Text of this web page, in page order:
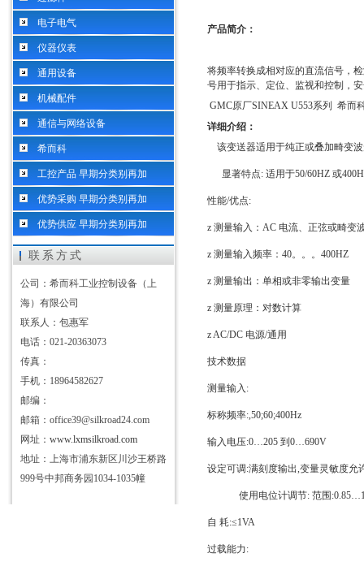
电子电气
仪器仪表
通用设备
机械配件
通信与网络设备
希而科
工控产品 早期分类别再加
优势采购 早期分类别再加
优势供应 早期分类别再加
联系方式
公司：希而科工业控制设备（上
海）有限公司
联系人：包惠军
电话：021-20363073
传真：
手机：18964582627
邮编：
邮箱：office39@silkroad24.com
网址： www.lxmsilkroad.com
地址：上海市浦东新区川沙王桥路
999号中邦商务园1034-1035幢
产品简介：
将频率转换成相对应的直流信号，
号用于指示、定位、监视和控制，
GMC原厂SINEAX U553系列
希而
详细介绍：
该变送器适用于纯正或叠加畸变
显著特点: 适用于50/60HZ 或
性能/优点:
z 测量输入： AC 电流、正弦或畸变
z 测量输入频率： 40。。。 400HZ
z 测量输出：单相或非零输出变量
z 测量原理：对数计算
z AC/DC 电源/通用
技术数据
测量输入 :
标称频率:,50;60;400Hz
输入电压:0…205 到 0…690V
设定可调 :满刻度输出,变量灵敏度允
使用电位计调节: 范围 :0.85…
自 耗:≤1VA
过载能力: